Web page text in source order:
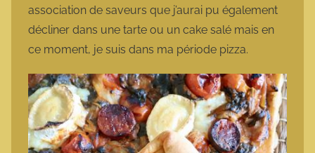
association de saveurs que j’aurai pu également
décliner dans une tarte ou un cake salé mais en
ce moment, je suis dans ma période pizza.